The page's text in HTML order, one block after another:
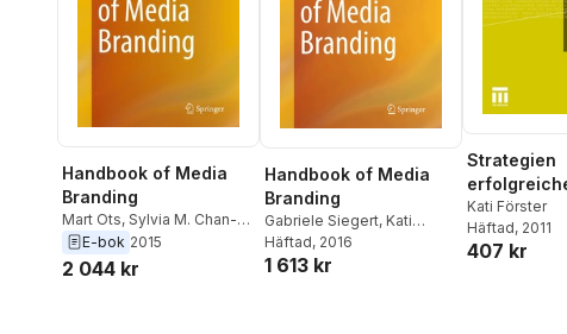
Handbook of Media
Branding
Mart Ots, Sylvia M. Chan-
Olmsted, Kati Forster
Gabriele Siegert
E-bok 2015
2 044 kr
Handbook of Media
Branding
Gabriele Siegert, Kati
Förster,Sylvia M. Chan-
Olmsted,
Häftad, 2016
1 613 kr
Strategien
Marken
Kati Förster
Häftad, 2011
407 kr